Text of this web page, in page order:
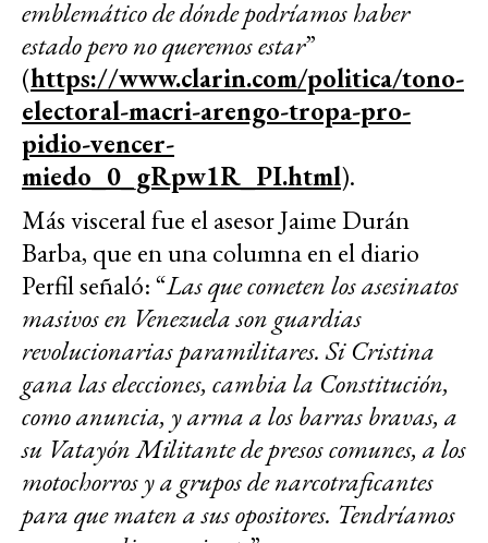
emblemático de dónde podríamos haber
estado pero no queremos estar”
(https://www.clarin.com/politica/tono-
electoral-macri-arengo-tropa-pro-
pidio-vencer-
miedo_0_gRpw1R_PI.html).
Más visceral fue el asesor Jaime Durán
Barba, que en una columna en el diario
Perfil señaló: “Las que cometen los asesinatos
masivos en Venezuela son guardias
revolucionarias paramilitares. Si Cristina
gana las elecciones, cambia la Constitución,
como anuncia, y arma a los barras bravas, a
su Vatayón Militante de presos comunes, a los
motochorros y a grupos de narcotraficantes
para que maten a sus opositores. Tendríamos